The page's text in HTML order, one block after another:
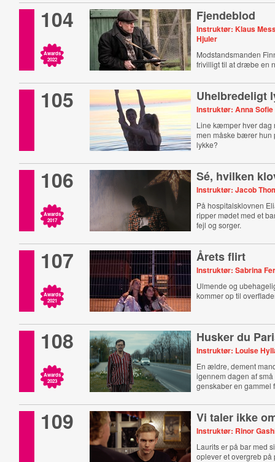
104
Awards
2022
Fjendeblod
Instruktør: Klaus
Hjuler
Modstandsmanden
frivilligt til at dræbe en
105 Uhelbredeligt
Instruktør: Anna
Line kæmper hver dag
men måske bærer hun
lykke?
106
Awards
2017
Sé, hvilken
Instruktør: Jacob
På hospitalsklovnen
ripper mødet med et
fejl og sorger.
107
Awards
2021
Årets flirt
Instruktør: Sabrina
Ulmende og
kommer op til
108
Awards
2023
Husker du
Instruktør: Louise
En ældre, dement
igennem dagen af
genskaber en gammel
109 Vi taler ikke
Instruktør: Rinor
Laurits er på bar med
oplever et overgreb på